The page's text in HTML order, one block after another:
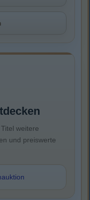
weitere
und preiswerte